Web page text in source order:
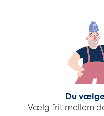
Du
Vælg frit mellem